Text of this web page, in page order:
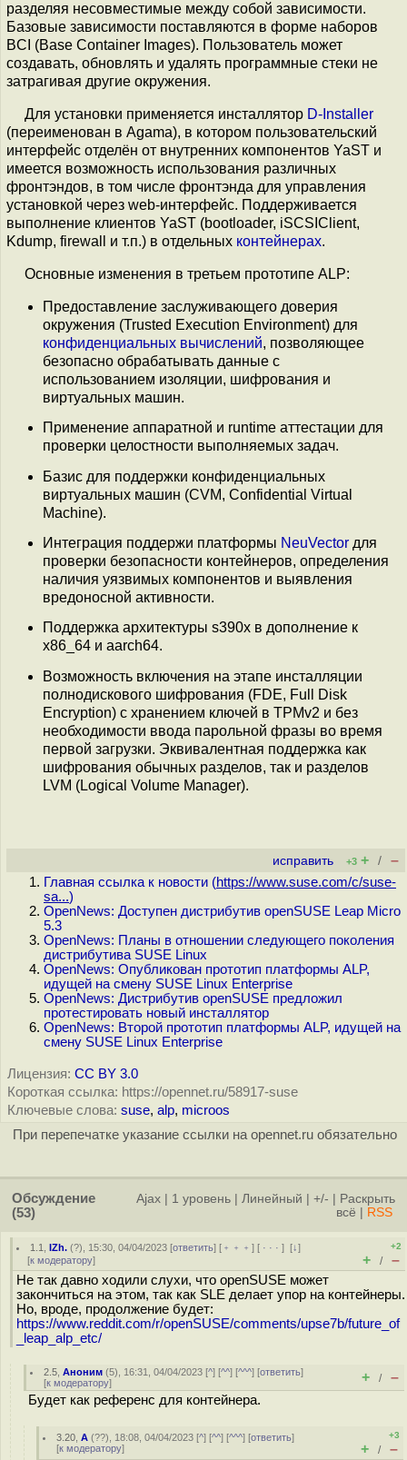
разделяя несовместимые между собой зависимости.
Базовые зависимости поставляются в форме наборов
BCI (Base Container Images). Пользователь может
создавать, обновлять и удалять программные стеки не
затрагивая другие окружения.
Для установки применяется инсталлятор D-Installer
(переименован в Agama), в котором пользовательский
интерфейс отделён от внутренних компонентов YaST и
имеется возможность использования различных
фронтэндов, в том числе фронтэнда для управления
установкой через web-интерфейс. Поддерживается
выполнение клиентов YaST (bootloader, iSCSIClient,
Kdump, firewall и т.п.) в отдельных контейнерах.
Основные изменения в третьем прототипе ALP:
Предоставление заслуживающего доверия
окружения (Trusted Execution Environment) для
конфиденциальных вычислений, позволяющее
безопасно обрабатывать данные с
использованием изоляции, шифрования и
виртуальных машин.
Применение аппаратной и runtime аттестации для
проверки целостности выполняемых задач.
Базис для поддержки конфиденциальных
виртуальных машин (CVM, Confidential Virtual
Machine).
Интеграция поддержи платформы NeuVector для
проверки безопасности контейнеров, определения
наличия уязвимых компонентов и выявления
вредоносной активности.
Поддержка архитектуры s390x в дополнение к
x86_64 и aarch64.
Возможность включения на этапе инсталляции
полнодискового шифрования (FDE, Full Disk
Encryption) с хранением ключей в TPMv2 и без
необходимости ввода парольной фразы во время
первой загрузки. Эквивалентная поддержка как
шифрования обычных разделов, так и разделов
LVM (Logical Volume Manager).
исправить +3 + / –
Главная ссылка к новости (https://www.suse.com/c/suse-
sa...)
OpenNews: Доступен дистрибутив openSUSE Leap Micro
5.3
OpenNews: Планы в отношении следующего поколения
дистрибутива SUSE Linux
OpenNews: Опубликован прототип платформы ALP,
идущей на смену SUSE Linux Enterprise
OpenNews: Дистрибутив openSUSE предложил
протестировать новый инсталлятор
OpenNews: Второй прототип платформы ALP, идущей на
смену SUSE Linux Enterprise
Лицензия: CC BY 3.0
Короткая ссылка: https://opennet.ru/58917-suse
Ключевые слова: suse, alp, microos
При перепечатке указание ссылки на opennet.ru обязательно
Обсуждение
(53)
Ajax 1 уровень Линейный +/-
Раскрыть
всё
RSS
1.1 ,IZh. (?), 15:30, 04/04/2023 [ответить] [ ﹢﹢﹢] [ · · ·][↓]
[к модератору]
+2
+ / –
Не так давно ходили слухи, что openSUSE может
закончиться на этом, так как SLE делает упор на контейнеры.
Но, вроде, продолжение будет:
https://www.reddit.com/r/openSUSE/comments/upse7b/future_of
_leap_alp_etc/
2.5 ,Аноним (5), 16:31, 04/04/2023 [^] [^^] [^^^] [ответить]
[к модератору] + / –
Будет как референс для контейнера.
3.20 ,А (??), 18:08, 04/04/2023 [^] [^^] [^^^] [ответить]
[к модератору]
+3
+ / –